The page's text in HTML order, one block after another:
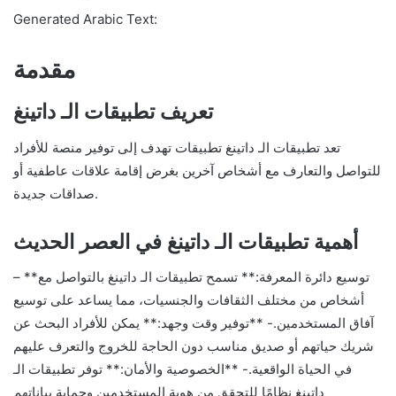
Generated Arabic Text:
مقدمة
تعريف تطبيقات الـ داتينغ
تعد تطبيقات الـ داتينغ تطبيقات تهدف إلى توفير منصة للأفراد
للتواصل والتعارف مع أشخاص آخرين بغرض إقامة علاقات عاطفية أو
صداقات جديدة.
أهمية تطبيقات الـ داتينغ في العصر الحديث
– **توسيع دائرة المعرفة:** تسمح تطبيقات الـ داتينغ بالتواصل مع
أشخاص من مختلف الثقافات والجنسيات، مما يساعد على توسيع
آفاق المستخدمين.- **توفير وقت وجهد:** يمكن للأفراد البحث عن
شريك حياتهم أو صديق مناسب دون الحاجة للخروج والتعرف عليهم
في الحياة الواقعية.- **الخصوصية والأمان:** توفر تطبيقات الـ
داتينغ نظامًا للتحقق من هوية المستخدمين وحماية بياناتهم